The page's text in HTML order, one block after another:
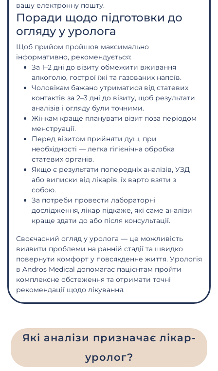
вашу електронну пошту.
Поради щодо підготовки до
огляду у уролога
Щоб прийом пройшов максимально
інформативно, рекомендується:
За 1–2 дні до візиту обмежити вживання
алкоголю, гострої їжі та газованих напоїв.
Чоловікам бажано утриматися від статевих
контактів за 2–3 дні до візиту, щоб результати
аналізів і огляду були точними.
Жінкам краще планувати візит поза періодом
менструації.
Перед візитом прийняти душ, при
необхідності — легка гігієнічна обробка
статевих органів.
Якщо є результати попередніх аналізів, УЗД
або виписки від лікарів, їх варто взяти з
собою.
За потреби провести лабораторні
дослідження, лікар підкаже, які саме аналізи
краще здати до або після консультації.
Своєчасний огляд у уролога — це можливість
виявити проблеми на ранній стадії та швидко
повернути комфорт у повсякденне життя. Урологія
в Andros Medical допомагає пацієнтам пройти
комплексне обстеження та отримати точні
рекомендації щодо лікування.
Які аналізи призначає лікар-
уролог?